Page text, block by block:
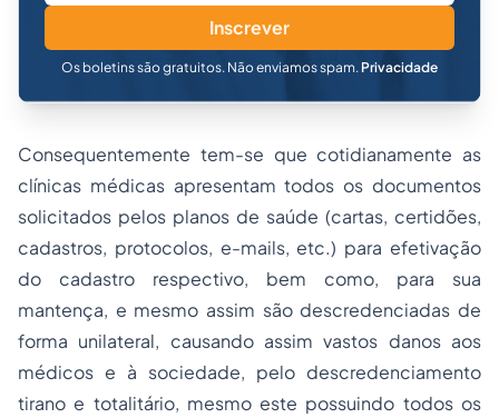
Inscrever
Os boletins são gratuitos. Não enviamos spam. Privacidade
Consequentemente tem-se que cotidianamente as
clínicas médicas apresentam todos os documentos
solicitados pelos planos de saúde (cartas, certidões,
cadastros, protocolos, e-mails, etc.) para efetivação
do cadastro respectivo, bem como, para sua
mantença, e mesmo assim são descredenciadas de
forma unilateral, causando assim vastos danos aos
médicos e à sociedade, pelo descredenciamento
tirano e totalitário, mesmo este possuindo todos os